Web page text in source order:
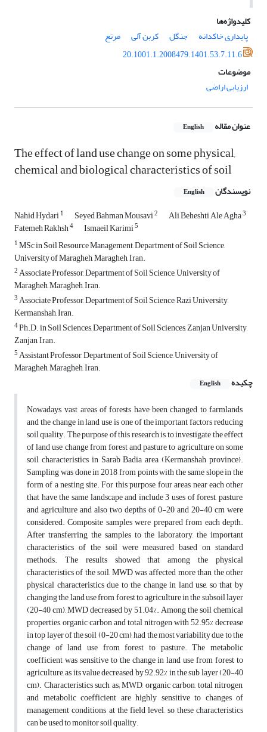
کلیدواژه‌ها
پایداری خاکدانه
جنگل کربن آلی
مرتع
20.1001.1.2008479.1401.53.7.11.6
موضوعات
ارزیابی اراضی
عنوان مقاله English
The effect of land use change on some physical,
chemical and biological characteristics of soil
نویسندگان English
Nahid Hydari1 Seyed Bahman Mousavi2 Ali Beheshti Ale Agha3
Fatemeh Rakhsh4 Ismaeil Karimi5
1MSc in Soil Resource Management, Department of Soil Science,
University of Maragheh, Maragheh, Iran.
2Associate Professor, Department of Soil Science, University of
Maragheh, Maragheh, Iran.
3Associate Professor, Department of Soil Science, Razi University,
Kermanshah, Iran.
4Ph.D. in Soil Sciences, Department of Soil Sciences, Zanjan University,
Zanjan, Iran.
5Assistant Professor, Department of Soil Science, University of
Maragheh, Maragheh, Iran.
چکیده
English
Nowadays, vast areas of forests have been changed to farmlands,
and the change in land use is one of the important factors reducing
soil quality. The purpose of this research is to investigate the effect
of land use change from forest and pasture to agriculture on some
soil characteristics in Sarab Badia area (Kermanshah province).
Sampling was done in 2018 from points with the same slope in the
form of a nesting site. For this purpose, four areas near each other
that have the same landscape and include 3 uses of forest, pasture,
and agriculture and also two depths of 0-20 and 20-40 cm were
considered. Composite samples were prepared from each depth.
After transferring the samples to the laboratory, the important
characteristics of the soil were measured based on standard
methods. The results showed that among the physical
characteristics of the soil, MWD was affected more than the other
physical characteristics due to the change in land use, so that by
changing the land use from forest to agriculture in the subsoil layer
(20-40 cm), MWD decreased by 51.04%. Among the soil chemical
properties, organic carbon and total nitrogen with 52.95% decrease
in top layer of the soil (0-20 cm), had the most variability due to the
change of land use from forest to pasture. The metabolic
coefficient was sensitive to the change in land use from forest to
agriculture, as its value decreased by 92.92% in the sub layer (20-40
cm). Characteristics such as; MWD, organic carbon, total nitrogen,
and metabolic coefficient are highly sensitive to changes of
management conditions at the field level, so these characteristics
can be used to monitor soil quality.